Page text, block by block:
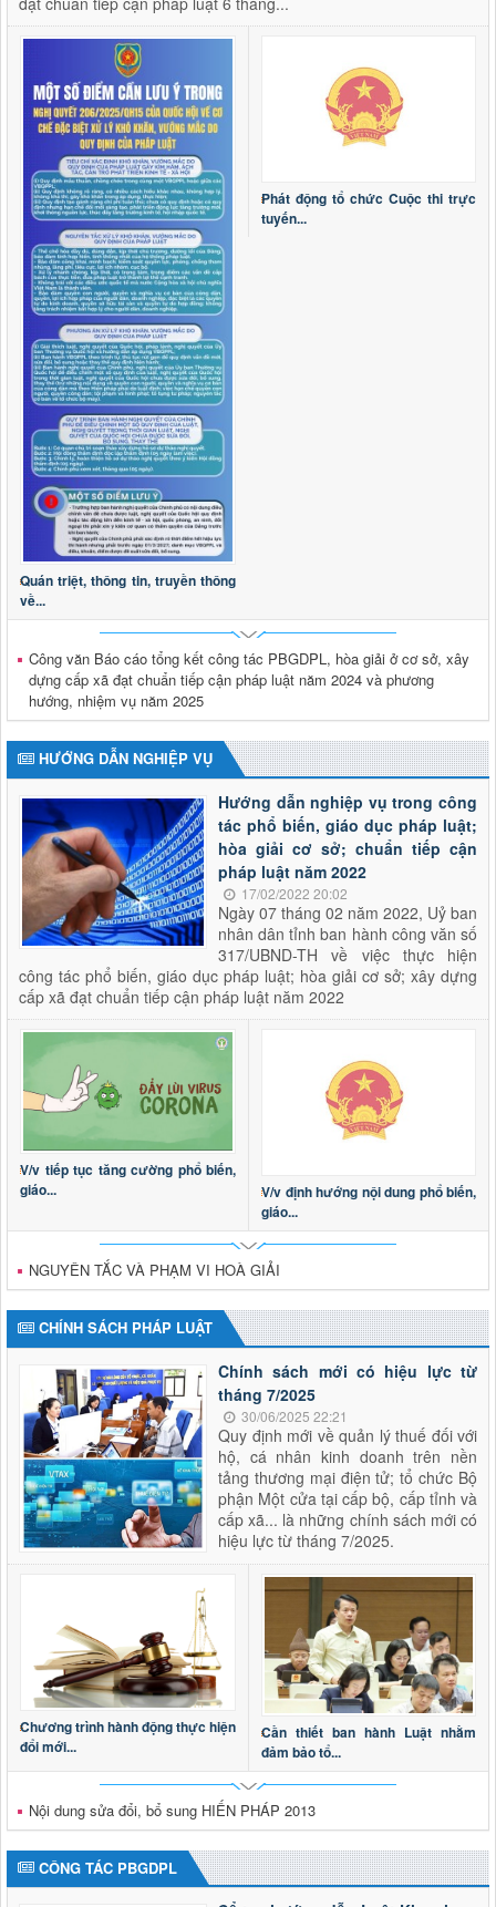
Nghị quyết số 16/2026/NQ-HĐND
Nghị quyết số 16/2026/NQ-HĐND ngày 03/6/2026 Quy định
một số nội dung và mức chi quản lý, thực hiện chương trình
và nhiệm vụ, hỗ trợ hoạt động khoa học, công nghệ và đổi
mới sáng tạo có sử dụng ngân sách nhà nước thuộc phạm vi
quản lý của tỉnh Lai
Thời gian đăng: 19/06/2026
lượt xem: 163 | lượt tải:60
Nghị quyết số 15/2026/NQ-HĐND
Nghị quyết số 15/2026/NQ-HĐND ngày 03/6/2026 Sửa đổi,
bổ sung một số điều của Quy định mức chi tập huấn, bồi
dưỡng giáo viên và cán bộ quản lý cơ sở giáo dục để thực
hiện chương trình mới, sách giáo khoa mới giáo dục phổ
thông trên địa bàn tỉnh ba
Thời gian đăng: 19/06/2026
lượt xem: 139 | lượt tải:51
Nghị quyết số 13/2026/NQ-HĐND
Nghị quyết số 13/2026/NQ-HĐND ngày 03/6/2026 về Quy
định mức thu, miễn, giảm, thu, nộp, quản lý và sử dụng các
khoản phí, lệ phí thuộc thẩm quyền quyết định của Hội đồng
nhân dân tỉnh Lai Châu
Thời gian đăng: 19/06/2026
lượt xem: 153 | lượt tải:145
2973/KH-UBND
Triển khai tổng rà soát hệ thống văn bản quy phạm pháp
luật trên địa bàn tỉnh Lai Châu
Thời gian đăng: 28/04/2026
Thông báo tuyển dụng viên chức
Thông báo tuyển dụng viên chức trong đơn vị sự nghiệp
công lập thuộc Sở Tư pháp tỉnh Lai Châu năm 2026
Thời gian đăng: 29/01/2026
lượt xem: 613 | lượt tải:181
2624/QĐ-UBND
Quyết định thành lập Hội đồng phối hợp phổ biến, giáo dục
pháp luật tỉnh Lai Châu
Thời gian đăng: 15/10/2025
lượt xem: 503 | lượt tải:285
Quán triệt, thông tin, truyền thông
về...
Phát động tổ chức Cuộc thi trực
tuyến...
Công văn Báo cáo tổng kết công tác PBGDPL, hòa giải ở cơ sở, xây
dựng cấp xã đạt chuẩn tiếp cận pháp luật năm 2024 và phương
hướng, nhiệm vụ năm 2025
HƯỚNG DẪN NGHIỆP VỤ
Hướng dẫn nghiệp vụ trong công
tác phổ biến, giáo dục pháp luật;
hòa giải cơ sở; chuẩn tiếp cận
pháp luật năm 2022
17/02/2022 20:02
Ngày 07 tháng 02 năm 2022, Uỷ ban
nhân dân tỉnh ban hành công văn số
317/UBND-TH về việc thực hiện
công tác phổ biến, giáo dục pháp luật; hòa giải cơ sở; xây dựng
cấp xã đạt chuẩn tiếp cận pháp luật năm 2022
V/v tiếp tục tăng cường phổ biến,
giáo...
V/v định hướng nội dung phổ biến,
giáo...
NGUYÊN TẮC VÀ PHẠM VI HOÀ GIẢI
CHÍNH SÁCH PHÁP LUẬT
Chính sách mới có hiệu lực từ
tháng 7/2025
30/06/2025 22:21
Quy định mới về quản lý thuế đối với
hộ, cá nhân kinh doanh trên nền
tảng thương mại điện tử; tổ chức Bộ
phận Một cửa tại cấp bộ, cấp tỉnh và
cấp xã... là những chính sách mới có
hiệu lực từ tháng 7/2025.
Chương trình hành động thực hiện
đổi mới...
Cần thiết ban hành Luật nhằm
đảm bảo tổ...
Nội dung sửa đổi, bổ sung HIẾN PHÁP 2013
CÔNG TÁC PBGDPL